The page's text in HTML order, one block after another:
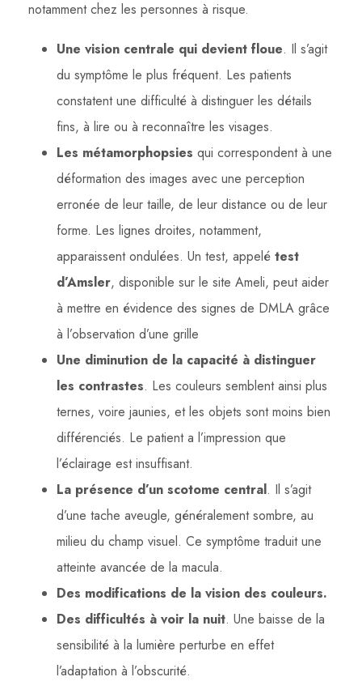
notamment chez les personnes à risque.
Une vision centrale qui devient floue. Il s’agit
du symptôme le plus fréquent. Les patients
constatent une difficulté à distinguer les détails
fins, à lire ou à reconnaître les visages.
Les métamorphopsies qui correspondent à une
déformation des images avec une perception
erronée de leur taille, de leur distance ou de leur
forme. Les lignes droites, notamment,
apparaissent ondulées. Un test, appelé test
d’Amsler, disponible sur le site Ameli, peut aider
à mettre en évidence des signes de DMLA grâce
à l’observation d’une grille
Une diminution de la capacité à distinguer
les contrastes. Les couleurs semblent ainsi plus
ternes, voire jaunies, et les objets sont moins bien
différenciés. Le patient a l’impression que
l’éclairage est insuffisant.
La présence d’un scotome central. Il s’agit
d’une tache aveugle, généralement sombre, au
milieu du champ visuel. Ce symptôme traduit une
atteinte avancée de la macula.
Des modifications de la vision des couleurs.
Des difficultés à voir la nuit. Une baisse de la
sensibilité à la lumière perturbe en effet
l’adaptation à l’obscurité.